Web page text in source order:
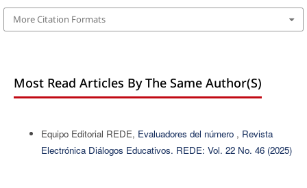
More Citation Formats
Most Read Articles By The Same Author(s)
Equipo Editorial REDE, Evaluadores del número , Revista
Electrónica Diálogos Educativos. REDE: Vol. 22 No. 46 (2025)